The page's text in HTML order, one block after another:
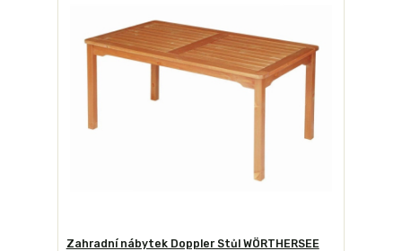
Zahradní nábytek Doppler Stůl WÖRTHERSEE